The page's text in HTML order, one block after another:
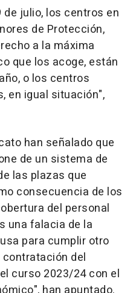
julio, los centros en
de Protección,
a la máxima
que los acoge, están
o los centros
en igual situación",
han señalado que
de un sistema de
las plazas que
consecuencia de los
del personal
una falacia de la
para cumplir otro
del
curso 2023/24 con el